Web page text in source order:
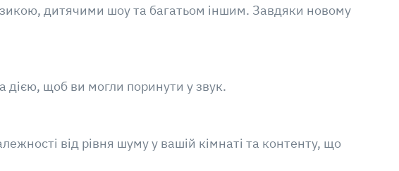
дитячими шоу та багатьом іншим. Завдяки новому
дією, щоб ви могли поринути у звук.
від рівня шуму у вашій кімнаті та контенту, що